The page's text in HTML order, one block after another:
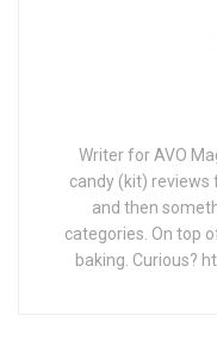
Writer for AVO
candy (kit) reviews
and then
categories. On top
baking. Curious?